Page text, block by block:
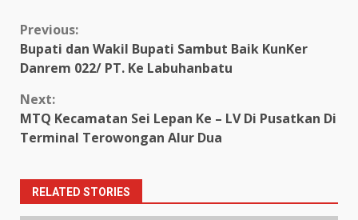
Continue
Reading
Previous:
Bupati dan Wakil Bupati Sambut Baik KunKer
Danrem 022/ PT. Ke Labuhanbatu
Next:
MTQ Kecamatan Sei Lepan Ke – LV Di Pusatkan Di
Terminal Terowongan Alur Dua
RELATED STORIES